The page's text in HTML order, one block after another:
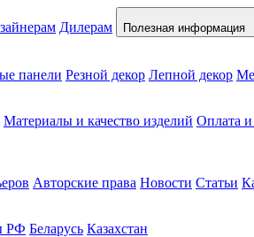
Дилерам Полезная информация
панели Резной декор Лепной декор
Материалы и качество изделий Оплата и
Авторские права Новости Статьи
РФ Беларусь Казахстан